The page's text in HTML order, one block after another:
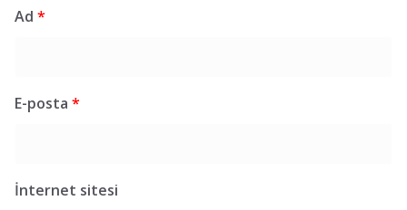
Ad *
E-posta *
İnternet sitesi